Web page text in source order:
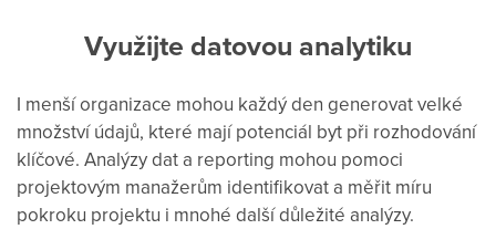
Využijte datovou analytiku
I menší organizace mohou každý den generovat velké
množství údajů, které mají potenciál byt při rozhodování
klíčové. Analýzy dat a reporting mohou pomoci
projektovým manažerům identifikovat a měřit míru
pokroku projektu i mnohé další důležité analýzy.